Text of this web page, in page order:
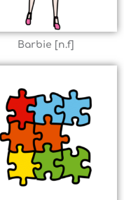
Barbie [n.f]